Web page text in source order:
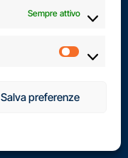
Sempre attivo
Salva preferenze